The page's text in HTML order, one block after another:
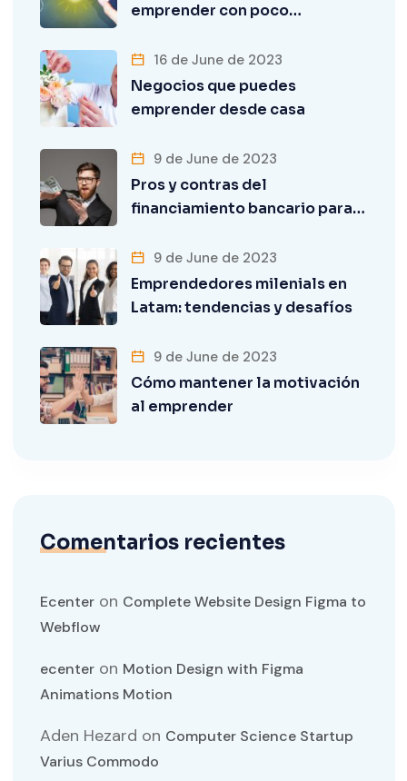
emprender con poco…
16 de June de 2023
Negocios que puedes
emprender desde casa
9 de June de 2023
Pros y contras del
financiamiento bancario para…
9 de June de 2023
Emprendedores milenials en
Latam: tendencias y desafíos
9 de June de 2023
Cómo mantener la motivación
al emprender
Comentarios recientes
Ecenteron Complete Website Design Figma to
Webflow
ecenteron Motion Design with Figma
Animations Motion
Aden Hezard on Computer Science Startup
Varius Commodo